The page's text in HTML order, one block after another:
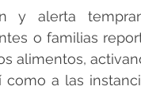
y alerta
o familias
alimentos,
a las